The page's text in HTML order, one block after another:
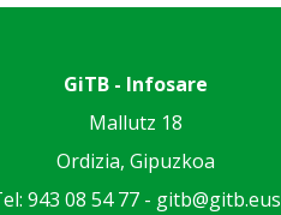
GiTB - Infosare
Mallutz 18
Ordizia, Gipuzkoa
943 08 54 77 - gitb@gitb.eus